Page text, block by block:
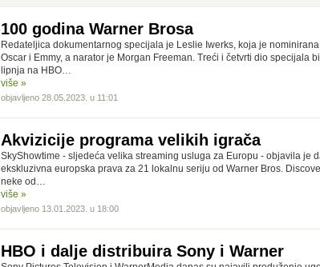
100 godina Warner Brosa
Redateljica dokumentarnog specijala je Leslie Iwerks, koja je
Oscar i Emmy, a narator je Morgan Freeman. Treći i četvrti dio specijala
lipnja na HBO…
više »
objavljeno 28.05.2023. u 11:01
Akvizicije programa velikih igrača
SkyShowtime - sljedeća velika streaming usluga za Europu - objavila je
ekskluzivna europska prava za 21 lokalnu seriju od Warner Bros.
neke od…
više »
objavljeno 13.01.2023. u 18:00
HBO i dalje distribuira Sony i Warner